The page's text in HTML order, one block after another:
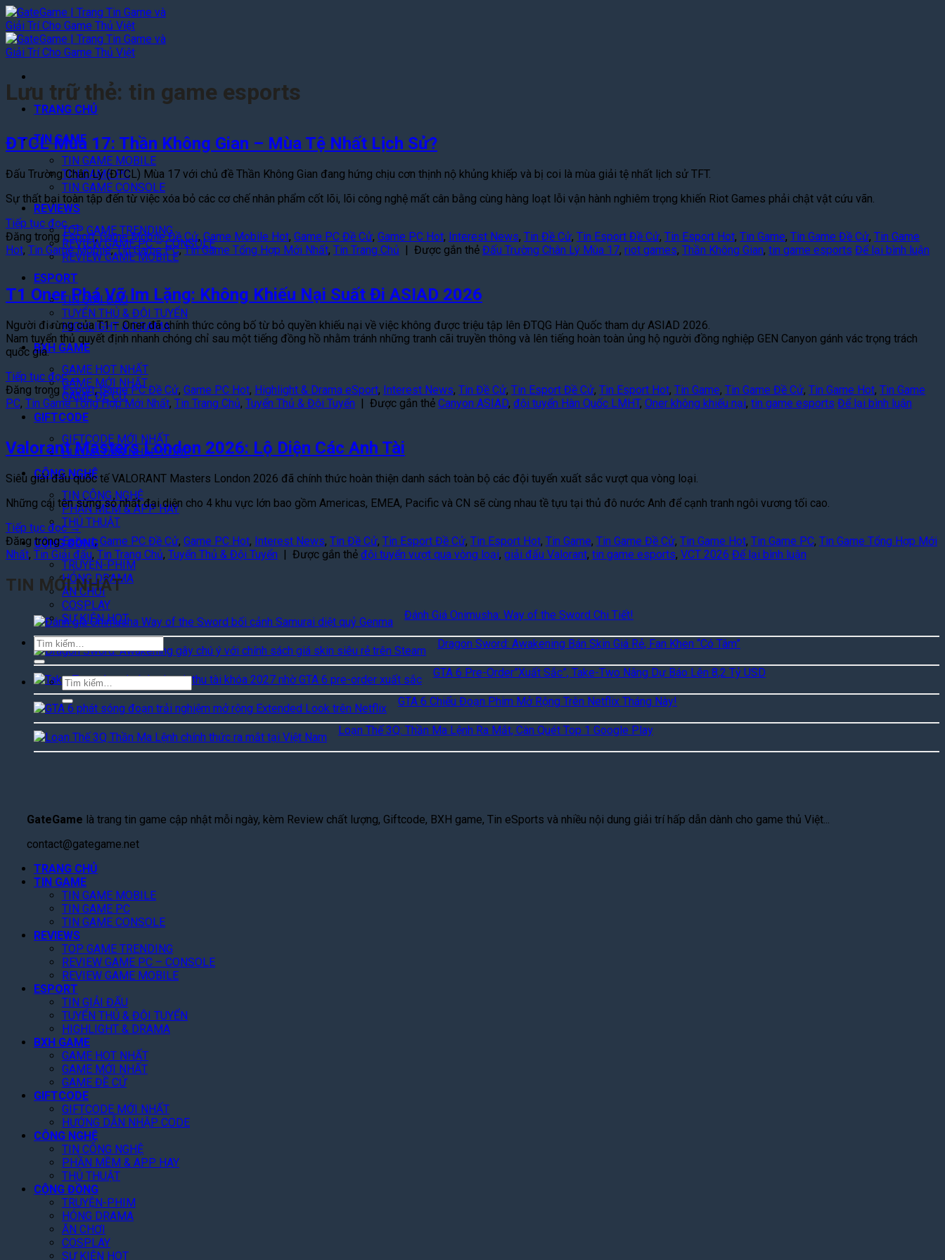
Bỏ
qua
nội
dung
TRANG CHỦ
TIN GAME
TIN GAME MOBILE
TIN GAME PC
TIN GAME CONSOLE
REVIEWS
TOP GAME TRENDING
REVIEW GAME PC – CONSOLE
REVIEW GAME MOBILE
ESPORT
TIN GIẢI ĐẤU
TUYỂN THỦ & ĐỘI TUYỂN
HIGHLIGHT & DRAMA
BXH GAME
GAME HOT NHẤT
GAME MỚI NHẤT
GAME ĐỀ CỬ
GIFTCODE
GIFTCODE MỚI NHẤT
HƯỚNG DẪN NHẬP CODE
CÔNG NGHỆ
TIN CÔNG NGHỆ
PHẦN MỀM & APP HAY
THỦ THUẬT
CỘNG ĐỒNG
TRUYỆN-PHIM
HÓNG DRAMA
ĂN CHƠI
COSPLAY
SỰ KIỆN HOT
Tìm
kiếm:
Tìm
kiếm:
Lưu trữ thẻ: tin game esports
ĐTCL Mùa 17: Thần Không Gian – Mùa Tệ Nhất Lịch Sử?
Đấu Trường Chân Lý (ĐTCL) Mùa 17 với chủ đề Thần Không Gian đang hứng chịu cơn thịnh nộ khủng khiếp và bị coi là mùa giải tệ nhất lịch sử TFT.
Sự thất bại toàn tập đến từ việc xóa bỏ các cơ chế nhân phẩm cốt lõi, lõi công nghệ mất cân bằng cùng hàng loạt lỗi vận hành nghiêm trọng khiến Riot Games phải chật vật cứu vãn.
Tiếp tục đọc→
Đăng trongEsport,Game Mobile Đề Cử,Game Mobile Hot, Game PC Đề Cử, Game PC Hot, Interest News, Tin Đề Cử, Tin Esport Đề Cử, Tin Esport Hot, Tin Game, Tin Game Đề Cử, Tin Game
Hot, Tin Game Mobile,Tin Game PC,Tin Game Tổng Hợp Mới Nhất, Tin Trang Chủ Được gắn thẻ Đấu Trường Chân Lý Mùa 17, riot games, Thần Không Gian, tin game esports Để lại bình luận
T1 Oner Phá Vỡ Im Lặng: Không Khiếu Nại Suất Đi ASIAD 2026
Người đi rừng của T1 – Oner đã chính thức công bố từ bỏ quyền khiếu nại về việc không được triệu tập lên ĐTQG Hàn Quốc tham dự ASIAD 2026.
Nam tuyển thủ quyết định nhanh chóng chỉ sau một tiếng đồng hồ nhằm tránh những tranh cãi truyền thông và lên tiếng hoàn toàn ủng hộ người đồng nghiệp GEN Canyon gánh vác trọng trách
quốc gia.
Tiếp tục đọc→
Đăng trongEsport,Game PC Đề Cử, Game PC Hot, Highlight & Drama eSport, Interest News, Tin Đề Cử, Tin Esport Đề Cử, Tin Esport Hot, Tin Game, Tin Game Đề Cử, Tin Game Hot, Tin Game
PC, Tin Game Tổng Hợp Mới Nhất, Tin Trang Chủ, Tuyển Thủ & Đội Tuyển | Được gắn thẻ Canyon ASIAD, đội tuyển Hàn Quốc LMHT, Oner không khiếu nại, tin game esports Để lại bình luận
Valorant Masters London 2026: Lộ Diện Các Anh Tài
Siêu giải đấu quốc tế VALORANT Masters London 2026 đã chính thức hoàn thiện danh sách toàn bộ các đội tuyển xuất sắc vượt qua vòng loại.
Những cái tên sừng sỏ nhất đại diện cho 4 khu vực lớn bao gồm Americas, EMEA, Pacific và CN sẽ cùng nhau tề tựu tại thủ đô nước Anh để cạnh tranh ngôi vương tối cao.
Tiếp tục đọc→
Đăng trongEsport,Game PC Đề Cử, Game PC Hot, Interest News, Tin Đề Cử, Tin Esport Đề Cử, Tin Esport Hot, Tin Game, Tin Game Đề Cử, Tin Game Hot, Tin Game PC, Tin Game Tổng Hợp Mới
Nhất, Tin Giải đấu, Tin Trang Chủ, Tuyển Thủ & Đội Tuyển | Được gắn thẻ đội tuyển vượt qua vòng loại, giải đấu Valorant, tin game esports, VCT 2026 Để lại bình luận
TIN MỚI NHẤT
Đánh Giá Onimusha: Way of the Sword Chi Tiết!
Dragon Sword: Awakening Bán Skin Giá Rẻ, Fan Khen “Có Tâm”
GTA 6 Pre-Order”Xuất Sắc”, Take-Two Nâng Dự Báo Lên 8,2 Tỷ USD
GTA 6 Chiếu Đoạn Phim Mở Rộng Trên Netflix Tháng Này!
Loạn Thế 3Q: Thần Ma Lệnh Ra Mắt, Càn Quét Top 1 Google Play
GateGame là trang tin game cập nhật mỗi ngày, kèm Review chất lượng, Giftcode, BXH game, Tin eSports và nhiều nội dung giải trí hấp dẫn dành cho game thủ Việt...
contact@gategame.net
TRANG CHỦ
TIN GAME
TIN GAME MOBILE
TIN GAME PC
TIN GAME CONSOLE
REVIEWS
TOP GAME TRENDING
REVIEW GAME PC – CONSOLE
REVIEW GAME MOBILE
ESPORT
TIN GIẢI ĐẤU
TUYỂN THỦ & ĐỘI TUYỂN
HIGHLIGHT & DRAMA
BXH GAME
GAME HOT NHẤT
GAME MỚI NHẤT
GAME ĐỀ CỬ
GIFTCODE
GIFTCODE MỚI NHẤT
HƯỚNG DẪN NHẬP CODE
CÔNG NGHỆ
TIN CÔNG NGHỆ
PHẦN MỀM & APP HAY
THỦ THUẬT
CỘNG ĐỒNG
TRUYỆN-PHIM
HÓNG DRAMA
ĂN CHƠI
COSPLAY
SỰ KIỆN HOT